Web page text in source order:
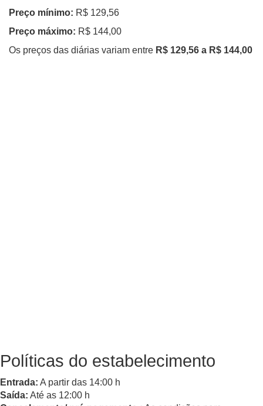
Preço mínimo: R$ 129,56
Preço máximo: R$ 144,00
Os preços das diárias variam entre R$ 129,56 a R$ 144,00
Políticas do estabelecimento
Entrada: A partir das 14:00 h
Saída: Até as 12:00 h